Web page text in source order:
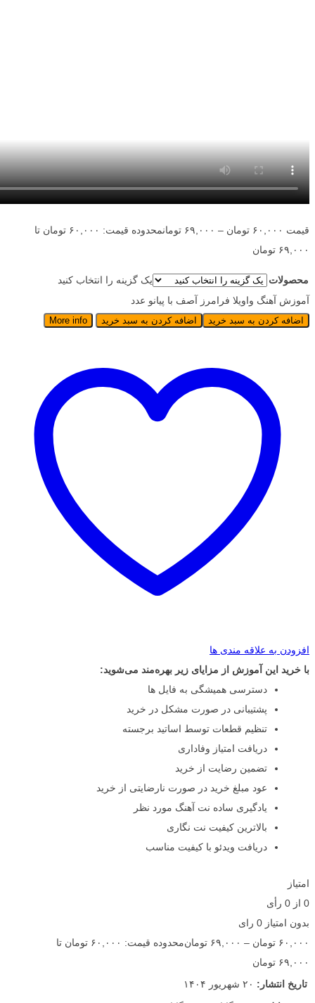
قیمت ۶۰,۰۰۰ تومان – ۶۹,۰۰۰ تومان
محدوده قیمت: ۶۰,۰۰۰ تومان تا
۶۹,۰۰۰ تومان
محصولات
یک گزینه را انتخاب کنید
آموزش آهنگ واویلا فرامرز آصف با پیانو عدد
اضافه کردن به سبد خرید اضافه کردن به سبد خرید More info
افزودن به علاقه مندی ها
با خرید این آموزش از مزایای زیر بهره‌مند می‌شوید:
دسترسی همیشگی به فایل ها
پشتیبانی در صورت مشکل در خرید
تنظیم قطعات توسط اساتید برجسته
دریافت امتیاز وفاداری
تضمین رضایت از خرید
عود مبلغ خرید در صورت نارضایتی از خرید
یادگیری ساده نت آهنگ مورد نظر
بالاترین کیفیت نت نگاری
دریافت ویدئو با کیفیت مناسب
امتیاز
0 از 0 رأی
بدون امتیاز 0 رای
۶۰,۰۰۰ تومان – ۶۹,۰۰۰ تومان
محدوده قیمت: ۶۰,۰۰۰ تومان تا
۶۹,۰۰۰ تومان
تاریخ انتشار: ۲۰ شهریور ۱۴۰۴